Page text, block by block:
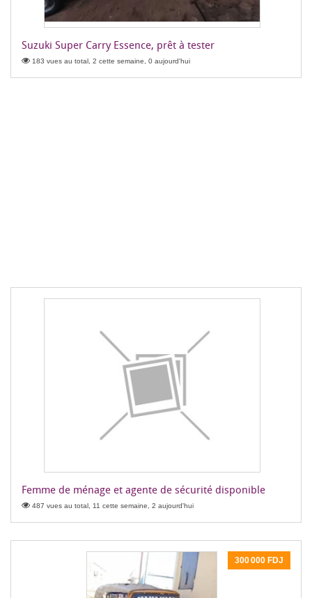
Suzuki Super Carry Essence, prêt à tester
183 vues au total, 2 cette semaine, 0 aujourd'hui
Femme de ménage et agente de sécurité disponible
487 vues au total, 11 cette semaine, 2 aujourd'hui
300 000 FDJ